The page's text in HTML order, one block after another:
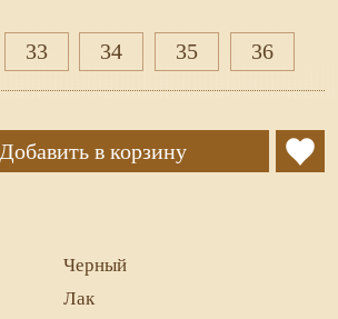
33 34 35 36
Добавить в корзину
Черный
Лак